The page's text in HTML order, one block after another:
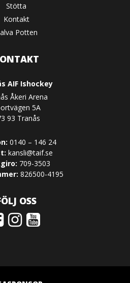
Stötta
Kontakt
Potten
AIF Ishockey
Åkeri Arena
5A
93 Tranås
0140 – 146 24
kansli@taif.se
709-3503
826500-4195
OSS